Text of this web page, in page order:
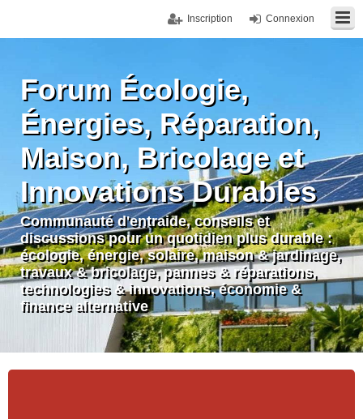
Connexion
Inscription
Forum Écologie,
Énergies, Réparation,
Maison, Bricolage et
Innovations Durables
Communauté d'entraide, conseils et
discussions pour un quotidien plus durable :
écologie, énergie, solaire, maison & jardinage,
travaux & bricolage, pannes & réparations,
technologies & innovations, économie &
finance alternative